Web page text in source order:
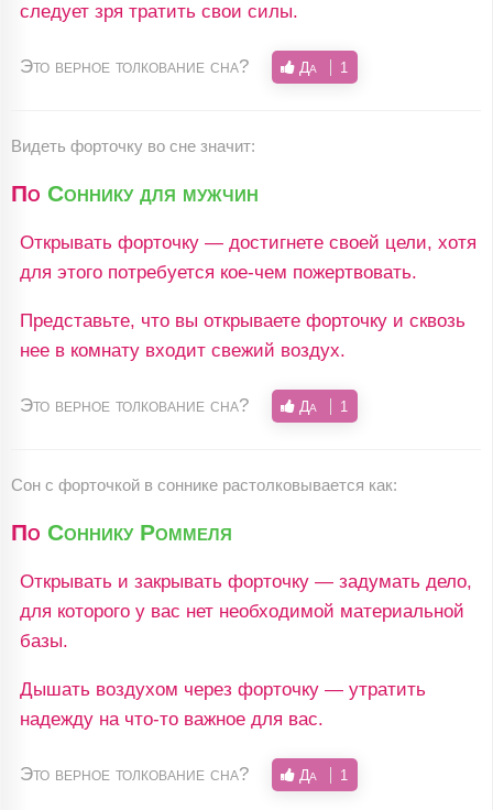
следует зря тратить свои силы.
Это верное толкование сна? Да 1
Видеть форточку во сне значит:
По Соннику для мужчин
Открывать форточку — достигнете своей цели, хотя
для этого потребуется кое-чем пожертвовать.
Представьте, что вы открываете форточку и сквозь
нее в комнату входит свежий воздух.
Это верное толкование сна? Да 1
Сон c форточкой в соннике растолковывается как:
По Соннику Роммеля
Открывать и закрывать форточку — задумать дело,
для которого у вас нет необходимой материальной
базы.
Дышать воздухом через форточку — утратить
надежду на что-то важное для вас.
Это верное толкование сна? Да 1